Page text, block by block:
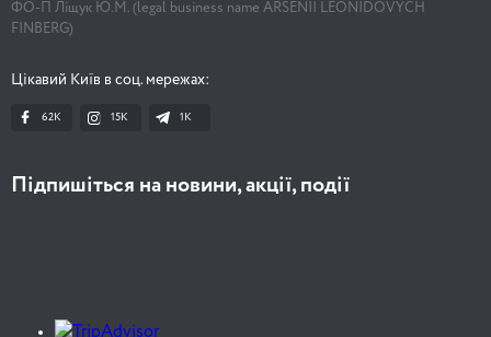
ФО-П Ліщук Ю.М. (legal business name ARSENII LEONIDOVYCH
FINBERG)
Цікавий Київ в соц. мережах:
62K 15K 1К
Підпишіться на новини, акції, події